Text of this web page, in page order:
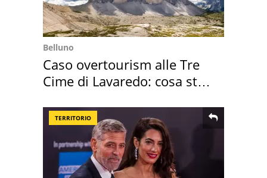
Belluno
Caso overtourism alle Tre
Cime di Lavaredo: cosa sta
TERRITORIO